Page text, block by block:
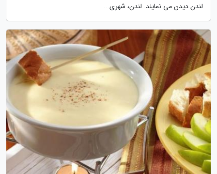
لندن دیدن می نمایند. لندن، شهری...